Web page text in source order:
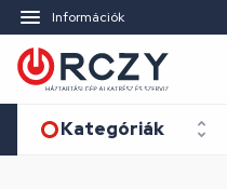
Információk
Kategóriák